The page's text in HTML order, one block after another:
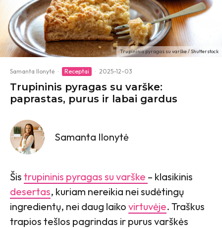
Trupininis pyragas su varške / Shutterstock
Samanta Ilonytė · Receptai · 2025-12-03
Trupininis pyragas su varške:
paprastas, purus ir labai gardus
Samanta Ilonytė
Šis trupininis pyragas su varške – klasikinis
desertas, kuriam nereikia nei sudėtingų
ingredientų, nei daug laiko virtuvėje. Traškus
trapios tešlos pagrindas ir purus varškės